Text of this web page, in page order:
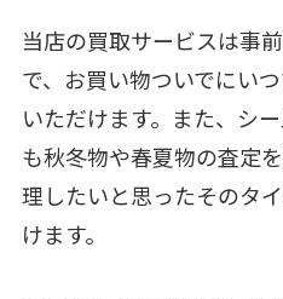
当店の買取サービスは事
で、お買い物ついでにい
いただけます。また、シ
も秋冬物や春夏物の査定
理したいと思ったそのタ
けます。